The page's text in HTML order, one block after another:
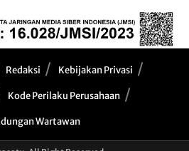
Redaksi Kebijakan Privasi
Kode Perilaku Perusahaan
Wartawan